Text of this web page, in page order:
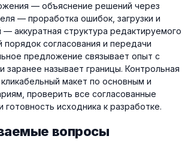
— объяснение решений через
— проработка ошибок, загрузки и
— аккуратная структура редактируемого
согласования и передачи
предложение связывает опыт с
заранее называет границы. Контрольная
макет по основным и
проверить все согласованные
исходника к разработке.
вопросы